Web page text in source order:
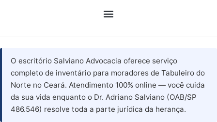
O escritório Salviano Advocacia oferece serviço
completo de inventário para moradores de Tabuleiro do
Norte no Ceará. Atendimento 100% online — você cuida
da sua vida enquanto o Dr. Adriano Salviano (OAB/SP
486.546) resolve toda a parte jurídica da herança.